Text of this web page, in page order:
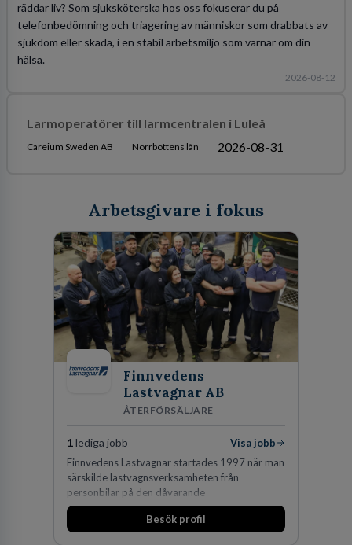
räddar liv? Som sjuksköterska hos oss fokuserar du på
telefonbedömning och triagering av människor som drabbats av
sjukdom eller skada, i en stabil arbetsmiljö som värnar om din
hälsa.
2026-08-12
Larmoperatörer till larmcentralen i Luleå
Careium Sweden AB Norrbottens län 2026-08-31
Arbetsgivare i fokus
Finnvedens
Lastvagnar AB
ÅTERFÖRSÄLJARE
1lediga jobb
Visa jobb
Finnvedens Lastvagnar startades 1997 när man
särskilde lastvagnsverksamheten från
personbilar på den dåvarande
huvudanläggningen i Värnamo. Sedan dess har
man expanderat kraftigt genom ett antal
Besök profil